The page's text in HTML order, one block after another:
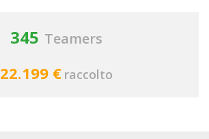
345 Teamers
22.199 € raccolto